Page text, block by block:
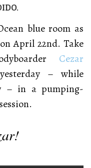
blue room as
April 22nd. Take
Cezar
– while
– in a pumping-